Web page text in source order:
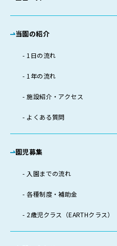
当園の紹介
1日の流れ
1年の流れ
施設紹介・アクセス
よくある質問
園児募集
入園までの流れ
各種制度・補助金
2歳児クラス（EARTHクラス）